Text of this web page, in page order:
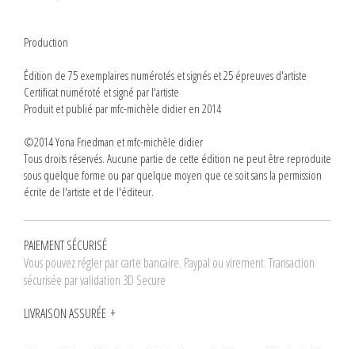
Production
Édition de 75 exemplaires numérotés et signés et 25 épreuves d'artiste
Certificat numéroté et signé par l'artiste
Produit et publié par mfc-michèle didier en 2014
©2014 Yona Friedman et mfc-michèle didier
Tous droits réservés. Aucune partie de cette édition ne peut être reproduite
sous quelque forme ou par quelque moyen que ce soit sans la permission
écrite de l'artiste et de l'éditeur.
PAIEMENT SÉCURISÉ
Vous pouvez régler par carte bancaire. Paypal ou virement. Transaction
sécurisée par validation 3D Secure
LIVRAISON ASSURÉE